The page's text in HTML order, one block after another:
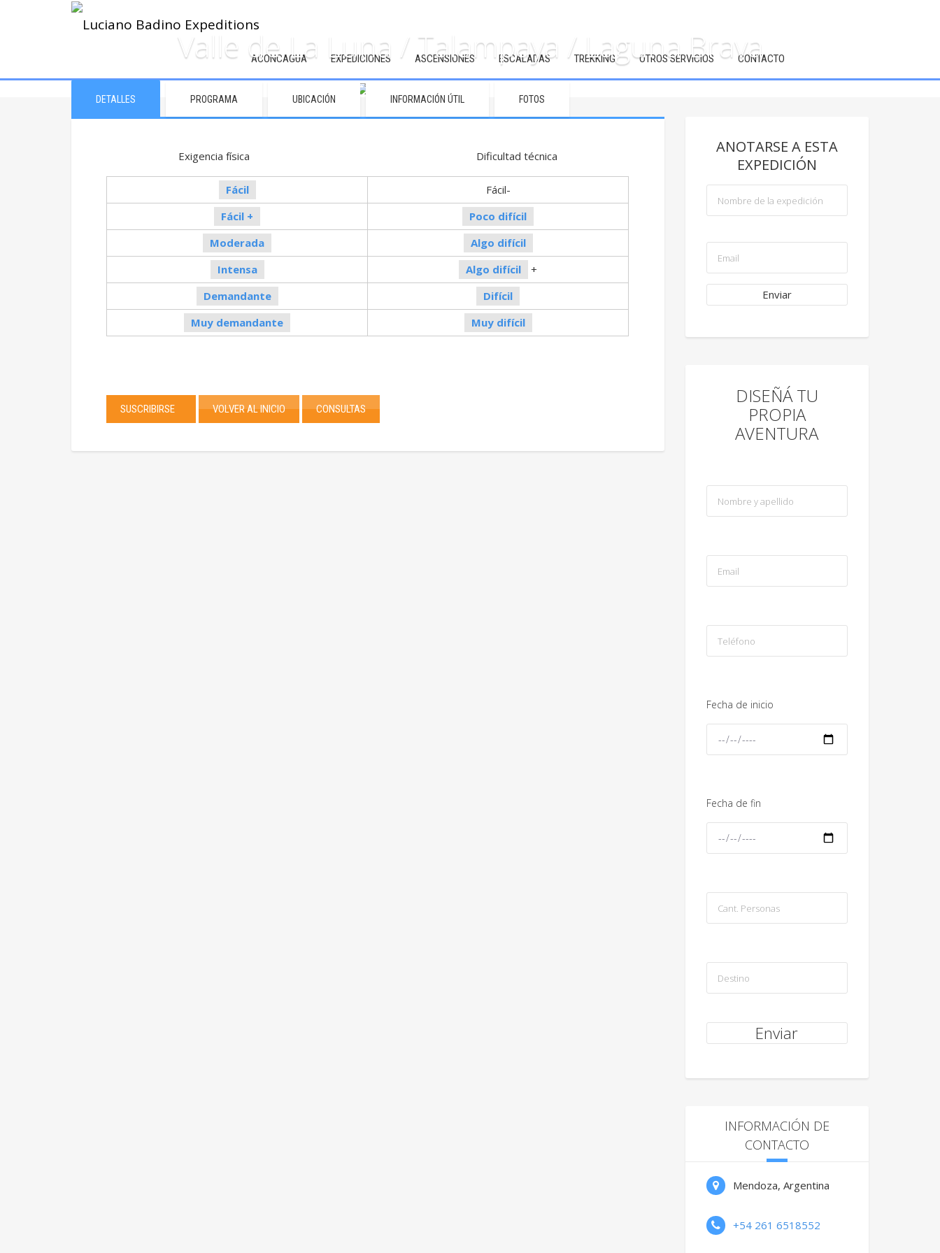
ACONCAGUA EXPEDICIONES ASCENSIONES ESCALADAS TREKKING OTROS SERVICIOS CONTACTO
Valle de La Luna / Talampaya / Laguna Brava
DETALLES PROGRAMA UBICACIÓN INFORMACIÓN ÚTIL FOTOS
Exigencia física Dificultad técnica
Fácil
Fácil-
Fácil +
Poco difícil
Moderada
Algo difícil
Intensa
Algo difícil
+
Demandante
Difícil
Muy demandante
Muy difícil
SUSCRIBIRSE VOLVER AL INICIO CONSULTAS
ANOTARSE A ESTA
EXPEDICIÓN
DISEÑÁ TU
PROPIA
AVENTURA
Fecha de inicio
Fecha de fin
INFORMACIÓN DE
CONTACTO
Mendoza, Argentina
+54 261 6518552